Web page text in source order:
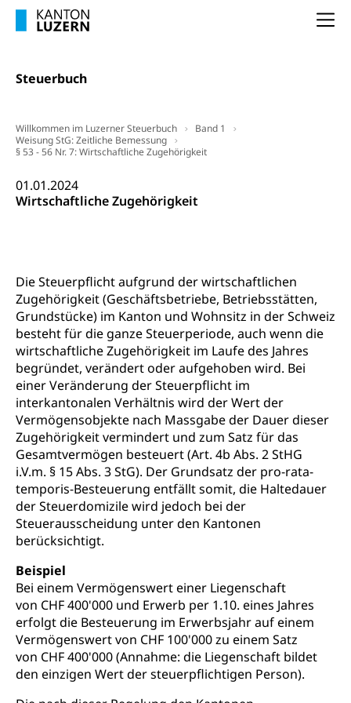
Steuerbuch
Willkommen im Luzerner Steuerbuch
Band 1
Weisung StG: Zeitliche Bemessung
§ 53 - 56 Nr. 7: Wirtschaftliche Zugehörigkeit
01.01.2024
Wirtschaftliche Zugehörigkeit
Die Steuerpflicht aufgrund der wirtschaftlichen
Zugehörigkeit (Geschäftsbetriebe, Betriebsstätten,
Grundstücke) im Kanton und Wohnsitz in der Schweiz
besteht für die ganze Steuerperiode, auch wenn die
wirtschaftliche Zugehörigkeit im Laufe des Jahres
begründet, verändert oder aufgehoben wird. Bei
einer Veränderung der Steuerpflicht im
interkantonalen Verhältnis wird der Wert der
Vermögensobjekte nach Massgabe der Dauer dieser
Zugehörigkeit vermindert und zum Satz für das
Gesamtvermögen besteuert (Art. 4b Abs. 2 StHG
i.V.m. § 15 Abs. 3 StG). Der Grundsatz der pro-rata-
temporis-Besteuerung entfällt somit, die Haltedauer
der Steuerdomizile wird jedoch bei der
Steuerausscheidung unter den Kantonen
berücksichtigt.
Beispiel
Bei einem Vermögenswert einer Liegenschaft
von CHF 400'000 und Erwerb per 1.10. eines Jahres
erfolgt die Besteuerung im Erwerbsjahr auf einem
Vermögenswert von CHF 100'000 zu einem Satz
von CHF 400'000 (Annahme: die Liegenschaft bildet
den einzigen Wert der steuerpflichtigen Person).
Forschungsförderung, Wissenschaftsmarketing,
Wissenschaft, Forschung, Entwicklung, Projekte
Projektförderung Universität Luzern unilu
Berufsbildung, Berufsmatura nach Lehre,
Neuorientierung, Grundkompetenzen,
Berufsberatung, Standortbestimmung,
Berufsabschluss für Erwachsene
Erwachsenenmatura
Fachperson Betreuung (verkürzte
Grundbildung)
Fachperson Gesundheit (verkürzte
Grundbildung)
Allgemeinbildung für Erwachsene
Berufsberatung (berufsberatung.ch)
Grundkompetenzen (einfach-besser.ch)
Bildung & Berufsabschluss für Erwachsene
Lehre nach dem Gymnasium
Höhere Berufsbildung
Berufsabschluss für Erwachsene
Beratung & Unterstützung
Neuorientierung
Lehrstellensuche, Berufsmaturität,
Brückenangebote, Zugewanderte & Arbeitsmarkt,
Fachstelle Berufsbildung
Schulen und Berufsbildungszentren
Integrationsvorlehre INVOL Zentralschweiz
Fremdsprachen in der Berufslehre –
MobiLingua
Informationen für Lernende und Gesetzliche
Vertreter
Informationen für zugewanderte Personen
Schnupperlehre & Lehrstellensuche
Beruf & Weiterbildung (beruf.lu.ch)
Fachstelle Berufsbildung
BIZ Beratungs- und Informationszentrum
für Bildung und Beruf
Berufsmaturität
Zentrum für Brückenangebote
Hochschule Fachhochschule
Studium, Hochschulstudium, tertiäre Bildung
Campus Horw
Campus Horw (HSLU)
Fachstelle Hochschulbildung
Hochschulen
Hochschule Luzern HSLU
Pädagogische Hochschule Luzern, PH Luzern
Mittelschulen
Gymnasium, Handelsmittelschule, Sekundarstufe II,
Kantonsschule, Fachmittelschule, Fachmatura,
Fachklasse Grafik Luzern, Berufsmatura,
Informatikmittelschule, Fachmittelschulzentrum
FMS, Fachmittelschulen, Vollzeitschulen mit
Berufsmatura BM, Aufnahmebedingungen FMS und
Vollzeitschulen mit BM
Fachklasse Grafik (fachklassegrafik.ch)
Fach- & Wirtschafts-Mittelschulzentrum FMZ
Gymnasialbildung, Kantonsschulen
Gymnasien & Fachmittelschulen (beruf.lu.ch)
Obligatorische Schulzeit
Schulpflicht, Schulobligatorium, Primarschule,
Sekundarschule, Schulferien, Tagesschule,
Schulergänzende Betreuung, Logopädie,
Psychomotorik, Schulpsychologie, Schulsozialarbeit,
Heilpädagogik und Sonderschulen
Kantonale Sportcamps
Stipendien und Darlehen